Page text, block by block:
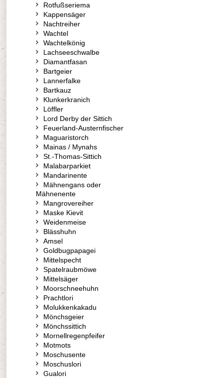
Rotfußseriema
Kappensäger
Nachtreiher
Wachtel
Wachtelkönig
Lachseeschwalbe
Diamantfasan
Bartgeier
Lannerfalke
Bartkauz
Klunkerkranich
Löffler
Lord Derby der Sittich
Feuerland-Austernfischer
Maguaristorch
Mainas / Mynahs
St.-Thomas-Sittich
Malabarparkiet
Mandarinente
Mähnengans oder
Mähnenente
Mangrovereiher
Maske Kievit
Weidenmeise
Blässhuhn
Amsel
Goldbugpapagei
Mittelspecht
Spatelraubmöwe
Mittelsäger
Moorschneehuhn
Prachtlori
Molukkenkakadu
Mönchsgeier
Mönchssittich
Mornellregenpfeifer
Motmots
Moschusente
Moschuslori
Gualori